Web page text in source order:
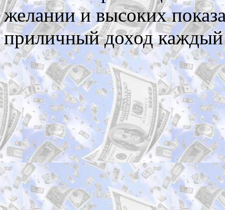
желании и высоких
приличный доход каждый